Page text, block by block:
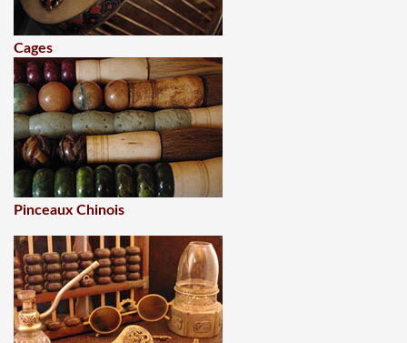
Cages
Pinceaux Chinois